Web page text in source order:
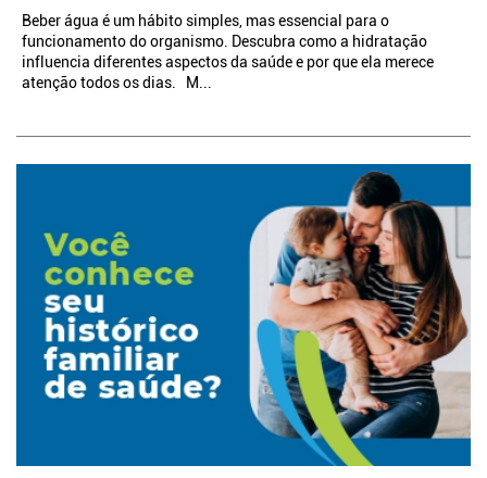
Beber água é um hábito simples, mas essencial para o
funcionamento do organismo. Descubra como a hidratação
influencia diferentes aspectos da saúde e por que ela merece
atenção todos os dias. M...